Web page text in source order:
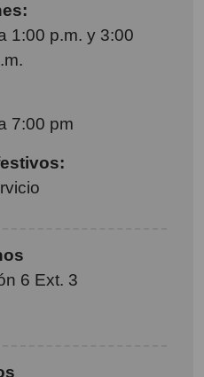
1:00 p.m. y 3:00
7:00 pm
6 Ext. 3